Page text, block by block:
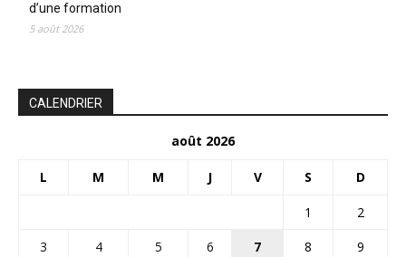
d’une formation
5 août 2026
CALENDRIER
août 2026
L M M J V S D
1
2
3
4 5 6 7 8
9